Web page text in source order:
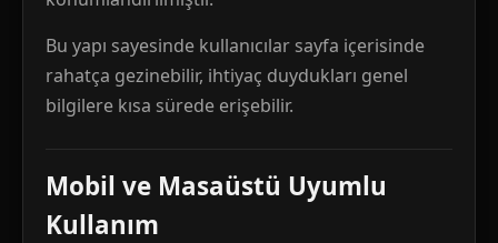
Bu yapı sayesinde kullanıcılar sayfa içerisinde
rahatça gezinebilir, ihtiyaç duydukları genel
bilgilere kısa sürede erişebilir.
Mobil ve Masaüstü Uyumlu
Kullanım